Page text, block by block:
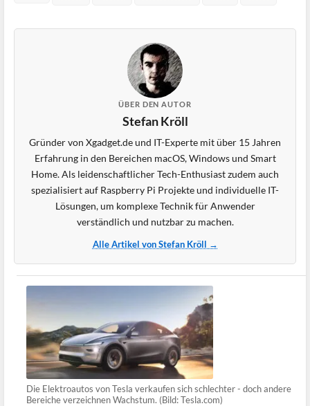
ÜBER DEN AUTOR
Stefan Kröll
Gründer von Xgadget.de und IT-Experte mit über 15 Jahren
Erfahrung in den Bereichen macOS, Windows und Smart
Home. Als leidenschaftlicher Tech-Enthusiast zudem auch
spezialisiert auf Raspberry Pi Projekte und individuelle IT-
Lösungen, um komplexe Technik für Anwender
verständlich und nutzbar zu machen.
Alle Artikel von Stefan Kröll →
Die Elektroautos von Tesla verkaufen sich schlechter - doch andere
Bereiche verzeichnen Wachstum. (Bild: Tesla.com)